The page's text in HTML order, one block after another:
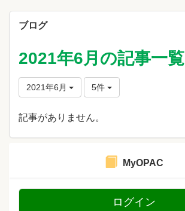
ブログ
2021年6月の記事一覧
2021年6月 5件
記事がありません。
MyOPAC
ログイン